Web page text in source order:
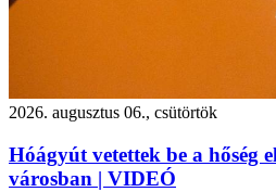
2026. augusztus 06., csütörtök
Hóágyút vetettek be a hőség
városban | VIDEÓ